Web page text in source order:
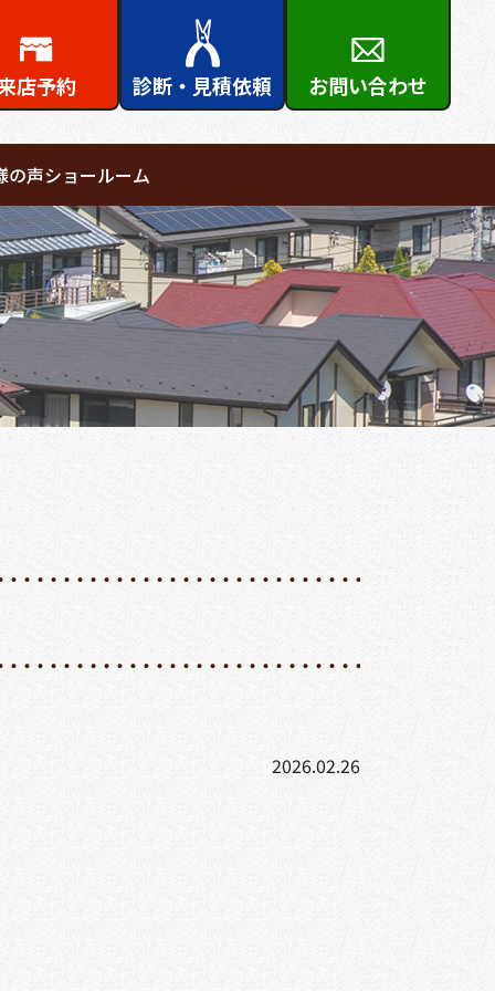
店予約 診断・見積依頼 お問い合わせ
の声ショールーム
2026.02.26